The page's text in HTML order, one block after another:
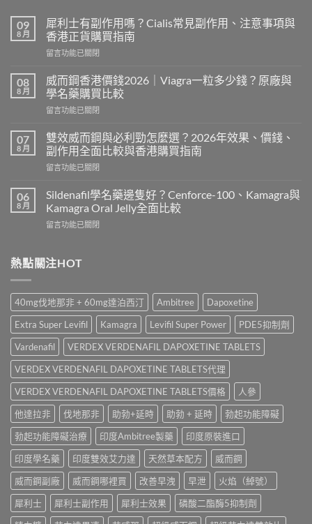
09
8 月
犀利士有副作用嗎？Cialis常見副作用、注意事項與
香港正貨購買指南
在
利
士
有
副
用
嗎？
Cialis
常
副
作
注
項
港
正
貨
購
買
指
南〉
中
留言功能已關閉
08
8 月
威而鋼香港價錢2026｜Viagra一粒多少錢？原廠與
學名藥購買比較
在
而
鋼
香
港
錢
2026
Viagra
多
原
廠
與
學
名
藥
購
買
比
較〉
中
留言功能已關閉
07
8 月
雙效威而鋼與必利勁怎麼選？2026年效果、價錢、
副作用全面比較與香港購買指南
在
效
而
鋼
利
麼
選？
年
效
果、
價
錢、
副
作
用
全
面
比
較
與
香
購
留言功能已關閉
06
8 月
Sildenafil學名藥邊隻好？Cenforce-100、Kamagra與
Kamagra Oral Jelly全面比較
在
名
藥
隻
好？
Cenforce-
100、
Kamagra
與
Kamagra
Oral
Jelly
全
面
比
較〉
中
留言功能已關閉
熱點關注HOT
40mg伐地那非 + 60mg達泊西汀 Ambitree
Dapoxetine
Extra Super Levifil
Kamagra Levifil Super Power
PDE5抑制劑
Vardenafil
VERDEX VERDENAFIL DAPOXETINE TABLETS
VERDEX VERDENAFIL DAPOXETINE TABLETS代理
VERDEX VERDENAFIL DAPOXETINE TABLETS價格
人參
他達拉非
伐地那非 助勃+延時 助勃 + 延時
勃起功能障礙
勃起功能障礙治療
印度Ambitree製藥
印度原裝進口
印度學名藥
印度雙效艾力達 天然草本配方
威而鋼
威而鋼副廠
威而鋼哪裡買 改善早洩 早泄
火焰（綽號）
犀利士
犀利士副作用 犀利士效果
磷酸二酯酶5抑制劑